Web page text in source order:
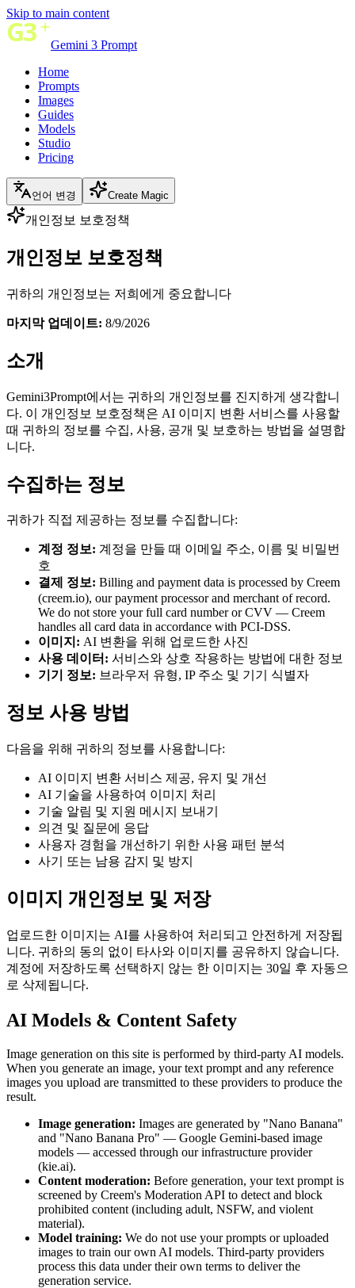
Skip to main content
Gemini 3 Prompt
Home
Prompts
Images
Guides
Models
Studio
Pricing
언어 변경 Create Magic
개인정보 보호정책
개인정보 보호정책
귀하의 개인정보는 저희에게 중요합니다
마지막 업데이트: 8/9/2026
소개
Gemini3Prompt에서는 귀하의 개인정보를 진지하게 생각합니
다. 이 개인정보 보호정책은 AI 이미지 변환 서비스를 사용할
때 귀하의 정보를 수집, 사용, 공개 및 보호하는 방법을 설명합
니다.
수집하는 정보
귀하가 직접 제공하는 정보를 수집합니다:
계정 정보: 계정을 만들 때 이메일 주소, 이름 및 비밀번
호
결제 정보: Billing and payment data is processed by Creem
(creem.io), our payment processor and merchant of record.
We do not store your full card number or CVV — Creem
handles all card data in accordance with PCI-DSS.
이미지: AI 변환을 위해 업로드한 사진
사용 데이터: 서비스와 상호 작용하는 방법에 대한 정보
기기 정보: 브라우저 유형, IP 주소 및 기기 식별자
정보 사용 방법
다음을 위해 귀하의 정보를 사용합니다:
AI 이미지 변환 서비스 제공, 유지 및 개선
AI 기술을 사용하여 이미지 처리
기술 알림 및 지원 메시지 보내기
의견 및 질문에 응답
사용자 경험을 개선하기 위한 사용 패턴 분석
사기 또는 남용 감지 및 방지
이미지 개인정보 및 저장
업로드한 이미지는 AI를 사용하여 처리되고 안전하게 저장됩
니다. 귀하의 동의 없이 타사와 이미지를 공유하지 않습니다.
계정에 저장하도록 선택하지 않는 한 이미지는 30일 후 자동으
로 삭제됩니다.
AI Models & Content Safety
Image generation on this site is performed by third-party AI models.
When you generate an image, your text prompt and any reference
images you upload are transmitted to these providers to produce the
result.
Image generation: Images are generated by "Nano Banana"
and "Nano Banana Pro" — Google Gemini-based image
models — accessed through our infrastructure provider
(kie.ai).
Content moderation: Before generation, your text prompt is
screened by Creem's Moderation API to detect and block
prohibited content (including adult, NSFW, and violent
material).
Model training: We do not use your prompts or uploaded
images to train our own AI models. Third-party providers
process this data under their own terms to deliver the
generation service.